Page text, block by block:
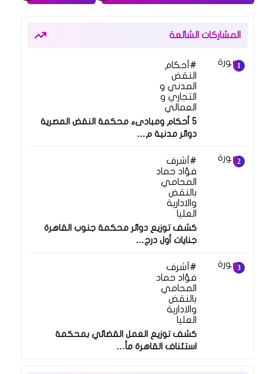
المشاركات الشائعة
أحكام
النقض
المدني و
التجاري و
العمالي
5 أحكام ومبادىء محكمة النقض المصرية
دوائر مدنية م…
أشرف
فؤاد حماد
المحامي
بالنقض
والادارية
العليا
كشف توزيع دوائر محكمة جنوب القاهرة
جنايات أول درج…
أشرف
فؤاد حماد
المحامي
بالنقض
والادارية
العليا
كشف توزيع العمل القضائي بمحكمة
استئناف القاهرة مأ…